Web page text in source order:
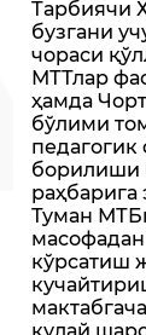
Тарбиячи
бузгани
чораси
МТТлар
ҳамда
бўлими
борилиши
Туман
кўрсатиш